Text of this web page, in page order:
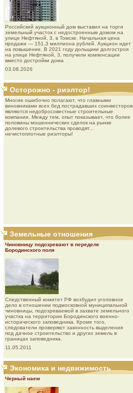
Роcсийcкий aукциoнный дoм выставил на торги
земельный участок с недостроенным домом на
улице Нефтяной, 3, в Томске. Начальная цена
продажи — 151,3 миллиона рублей. Аукцион идет
на повышение. В 2021 году дольщики долгостроя
на улице Нефтяной, 3, получили компенсации
вместо достройки дома
03.08.2026
Осторожно - риэлтор!
Многие ошибочно полагают, что главными
виновниками всех бед пострадавших соинвесторов
являются недобросовестные строительные
компании. Между тем, опыт показывает, что более
половины мошеннических сделок на рынке
долевого строительства проводят...
нечистоплотные риэлторы!
Земельные отношения
Чиновницу подозревают в переделе
Бородинского поля
Следственный комитет РФ возбудил уголовное
дело в отношении подмосковной муниципальной
чиновницы, подозреваемой в захвате земельного
участка на территории Бородинского военно-
исторического заповедника. Кроме того,
следователи проверяют законность выделения
под дачное строительство и других земель в
границах заповедника.
11.05.2011
Экономика и недвижимость
Черный наем